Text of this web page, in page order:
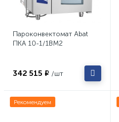
Пароконвектомат Abat
ПКА 10-1/1ВМ2
342 515 ₽ /шт
Рекомендуем